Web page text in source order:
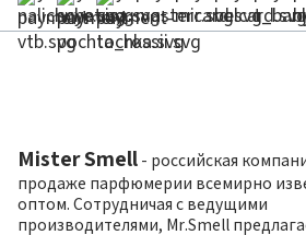
Mister Smell - российская
продаже парфюмерии всемирно
оптом. Сотрудничая с ведущими
производителями, Mr.Smell